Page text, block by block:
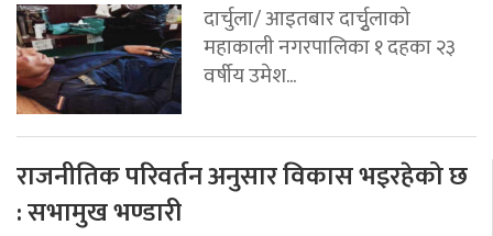
दार्चुला/ आइतबार दार्चुृलाको
महाकाली नगरपालिका १ दहका २३
वर्षीय उमेश...
राजनीतिक परिवर्तन अनुसार विकास भइरहेको छ
: सभामुख भण्डारी